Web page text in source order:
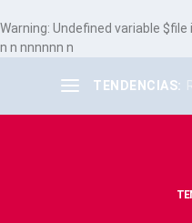
Warning: Undefined variable $file
n n nnnnnn n
TENDENCIAS: